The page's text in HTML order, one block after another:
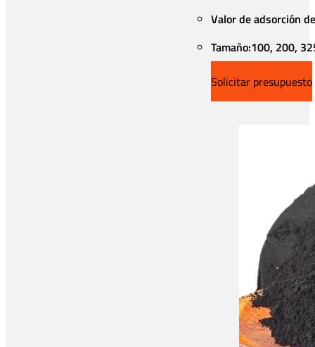
Valor de adsorción
Tamaño:100, 200,
Solicitar presupuesto